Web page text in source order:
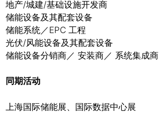
地产/城建/基础设施开发商
储能设备及其配套设备
储能系统／EPC 工程
光伏/风能设备及其配套设备
储能设备分销商／ 安装商／ 系统集成商
同期活动
上海国际储能展、国际数据中心展